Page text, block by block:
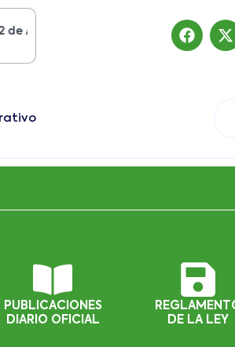
del 2019 , nuestro sitio ha migrado
PUBLICACIONES
DIARIO OFICIAL
DE LA LEY